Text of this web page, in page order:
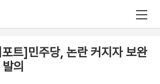
트]민주당, 논란 커지자 보완
의